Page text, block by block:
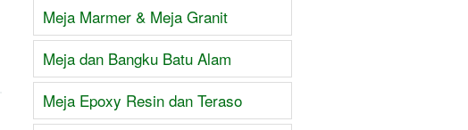
Meja Marmer & Meja Granit
Meja dan Bangku Batu Alam
Meja Epoxy Resin dan Teraso